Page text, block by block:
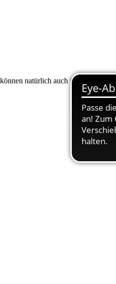
natürlich auch über